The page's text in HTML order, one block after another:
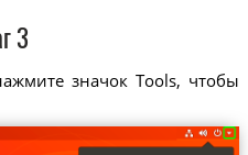
3
значок Tools, чтобы